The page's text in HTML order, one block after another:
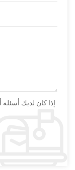
إذا كان لديك